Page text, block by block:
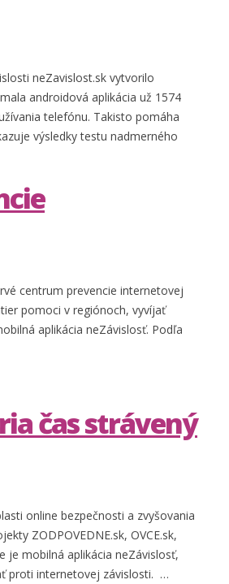
neZavislost.sk vytvorilo
androidová aplikácia už 1574
telefónu. Takisto pomáha
výsledky testu nadmerného
centrum prevencie internetovej
pomoci v regiónoch, vyvíjať
aplikácia neZávislosť. Podľa
čas strávený
online bezpečnosti a zvyšovania
ZODPOVEDNE.sk, OVCE.sk,
je mobilná aplikácia neZávislosť,
proti internetovej závislosti. …